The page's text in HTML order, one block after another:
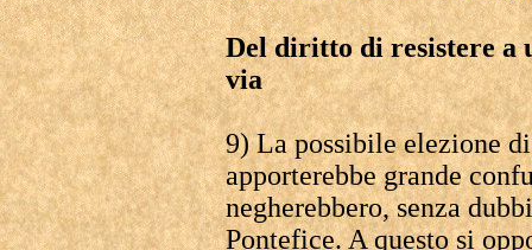
Del diritto di resistere a
via
9) La possibile elezione
apporterebbe grande
negherebbero, senza
Pontefice. A questo si